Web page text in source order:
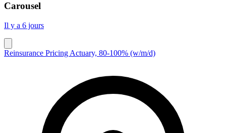
Carousel
Il y a 6 jours
Reinsurance Pricing Actuary, 80-100% (w/m/d)